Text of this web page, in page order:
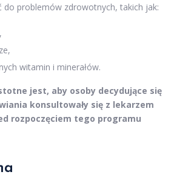
do problemów zdrowotnych, takich jak:
witamin i minerałów.
jest, aby osoby decydujące się
konsultowały się z lekarzem
rozpoczęciem tego programu